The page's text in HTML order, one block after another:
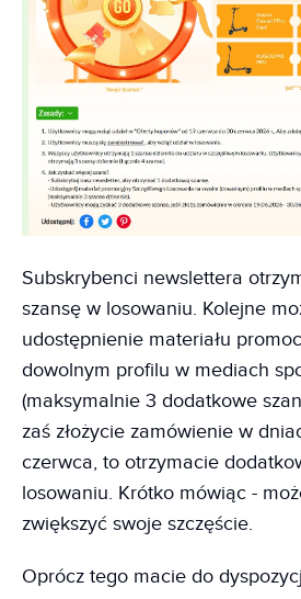
Subskrybenci newslettera
szansę w losowaniu. Kolejne
udostępnienie materiału
dowolnym profilu w mediach
(maksymalnie 3 dodatkowe
zaś złożycie zamówienie w
czerwca, to otrzymacie
losowaniu. Krótko mówiąc -
zwiększyć swoje szczęście.
Oprócz tego macie do